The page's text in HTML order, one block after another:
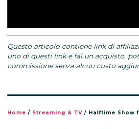
Questo articolo contiene link di
uno di questi link e fai un acquisto,
commissione senza alcun costo
Home / Streaming & TV / Halftime Show finale